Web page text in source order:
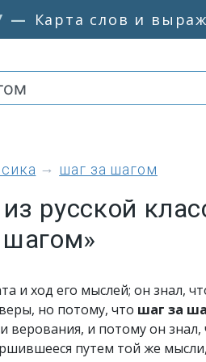
— Карта слов и
шаг за шагом
русской
и ход его мыслей; он знал,
но потому, что шаг за
верования, и потому он
путем той же